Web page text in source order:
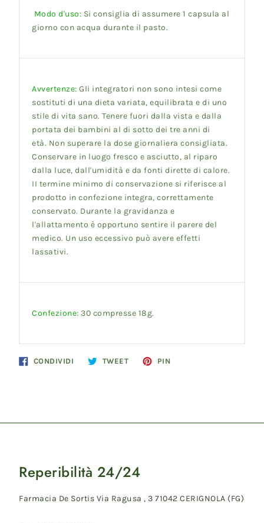
Modo d'uso: Si consiglia di assumere 1 capsula al
giorno con acqua durante il pasto.
Avvertenze: Gli integratori non sono intesi come
sostituti di una dieta variata, equilibrata e di uno
stile di vita sano. Tenere fuori dalla vista e dalla
portata dei bambini al di sotto dei tre anni di
età. Non superare la dose giornaliera consigliata.
Conservare in luogo fresco e asciutto, al riparo
dalla luce, dall'umidità e da fonti dirette di calore.
II termine minimo di conservazione si riferisce al
prodotto in confezione integra, correttamente
conservato. Durante la gravidanza e
l'allattamento è opportuno sentire il parere del
medico. Un uso eccessivo può avere effetti
lassativi.
Confezione: 30 compresse 18g.
CONDIVIDI CondividiTWEETTwitta
PIN
Reperibilità 24/24
Farmacia De Sortis Via Ragusa , 3 71042 CERIGNOLA (FG)